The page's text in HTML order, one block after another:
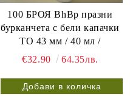
100 БРОЯ BhBp празни
бурканчета с бели капачки
ТО 43 мм / 40 мл /
€32.90
64.35лв.